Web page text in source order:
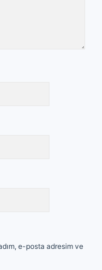
e-posta adresim ve